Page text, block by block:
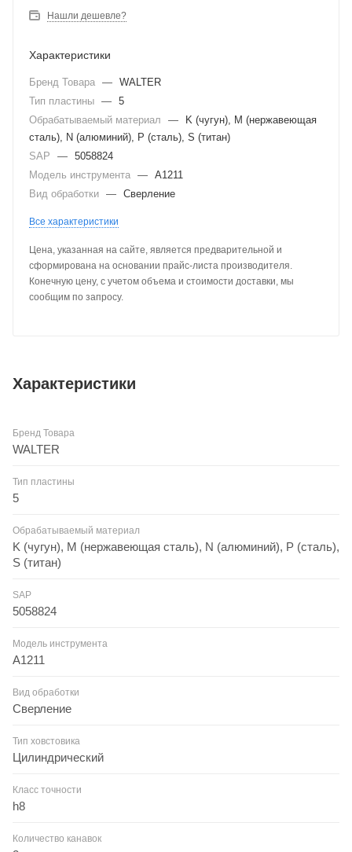
Нашли дешевле?
Характеристики
Бренд Товара — WALTER
Тип пластины — 5
Обрабатываемый материал
—
K (чугун), M (нержавеющая
сталь), N (алюминий), P (сталь), S (титан)
SAP
— 5058824
Модель инструмента — A1211
Вид обработки — Сверление
Все характеристики
Цена, указанная на сайте, является предварительной и
сформирована на основании прайс-листа производителя.
Конечную цену, с учетом объема и стоимости доставки, мы
сообщим по запросу.
Характеристики
Бренд Товара
WALTER
Тип пластины
5
Обрабатываемый материал
K (чугун), M (нержавеющая сталь), N (алюминий), P (сталь),
S (титан)
SAP
5058824
Модель инструмента
A1211
Вид обработки
Сверление
Тип ховстовика
Цилиндрический
Класс точности
h8
Количество канавок